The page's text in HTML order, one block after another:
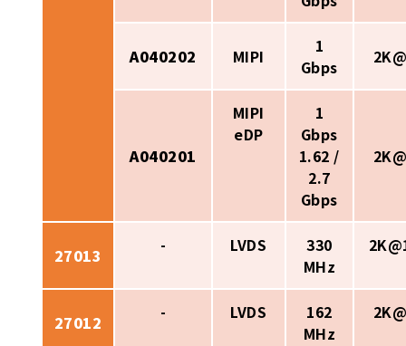
A040202 MIPI
1
Gbps
A040201
MIPI
eDP
1
Gbps
1.62 /
2.7
Gbps
27013 - LVDS
330
MHz
27012 - LVDS
162
MHz